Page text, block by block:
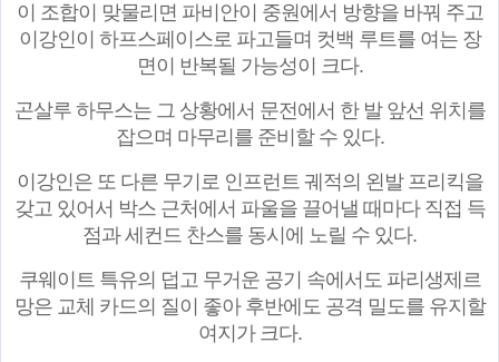
이 조합이 맞물리면 파비안이 중원에서 방향을 바꿔 주고
이강인이 하프스페이스로 파고들며 컷백 루트를 여는 장
면이 반복될 가능성이 크다.
곤살루 하무스는 그 상황에서 문전에서 한 발 앞선 위치를
잡으며 마무리를 준비할 수 있다.
이강인은 또 다른 무기로 인프런트 궤적의 왼발 프리킥을
갖고 있어서 박스 근처에서 파울을 끌어낼 때마다 직접 득
점과 세컨드 찬스를 동시에 노릴 수 있다.
쿠웨이트 특유의 덥고 무거운 공기 속에서도 파리생제르
망은 교체 카드의 질이 좋아 후반에도 공격 밀도를 유지할
여지가 크다.